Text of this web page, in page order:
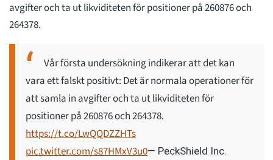
avgifter och ta ut likviditeten för positioner på 260876 och
264378.
Vår första undersökning indikerar att det kan
vara ett falskt positivt: Det är normala operationer för
att samla in avgifter och ta ut likviditeten för
positioner på 260876 och 264378.
https://t.co/LwQQDZZHTs
pic.twitter.com/s87HMxV3u0— PeckShield Inc.